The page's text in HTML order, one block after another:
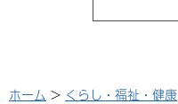
ホーム > くらし・福祉・健康